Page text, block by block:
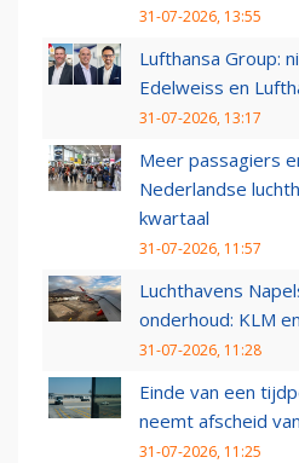
31-07-2026, 13:55
Lufthansa Group:
Edelweiss en
31-07-2026, 13:17
Meer passagiers
Nederlandse
kwartaal
31-07-2026, 11:57
Luchthavens
onderhoud: KLM
31-07-2026, 11:28
Einde van een
neemt afscheid
31-07-2026, 11:25